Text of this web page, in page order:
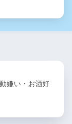
嫌い・お酒好